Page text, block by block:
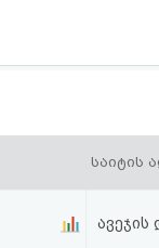
საიტის
ავეჯის